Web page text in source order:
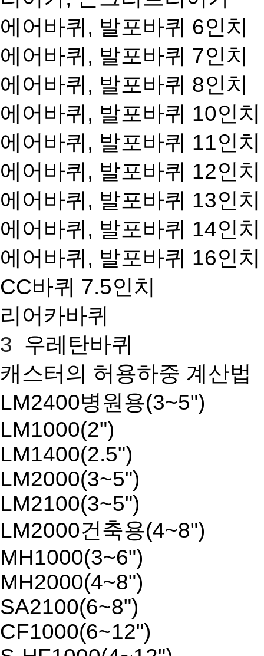
에어바퀴, 발포바퀴 6인치
에어바퀴, 발포바퀴 7인치
에어바퀴, 발포바퀴 8인치
에어바퀴, 발포바퀴 10인치
에어바퀴, 발포바퀴 11인치
에어바퀴, 발포바퀴 12인치
에어바퀴, 발포바퀴 13인치
에어바퀴, 발포바퀴 14인치
에어바퀴, 발포바퀴 16인치
CC바퀴 7.5인치
리어카바퀴
3 우레탄바퀴
캐스터의 허용하중 계산법
LM2400병원용(3~5")
LM1000(2")
LM1400(2.5")
LM2000(3~5")
LM2100(3~5")
LM2000건축용(4~8")
MH1000(3~6")
MH2000(4~8")
SA2100(6~8")
CF1000(6~12")